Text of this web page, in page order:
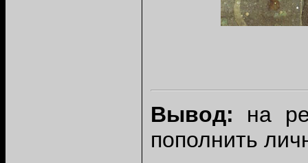
Вывод: на
пополнить